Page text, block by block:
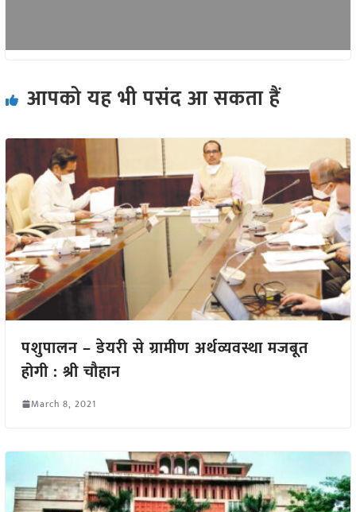
आपको यह भी पसंद आ सकता हैं
पशुपालन – डेयरी से ग्रामीण अर्थव्यवस्था मजबूत
होगी : श्री चौहान
March 8, 2021